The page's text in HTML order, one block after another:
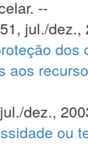
--
jul./dez.,
aos
dez.,
ou